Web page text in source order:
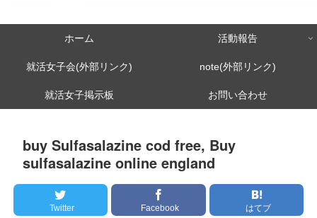
ホーム 活動報告
就活女子会(外部リンク) note(外部リンク)
就活女子掲示板 お問い合わせ
buy Sulfasalazine cod free, Buy
sulfasalazine online england
Twitter Facebook はてブ